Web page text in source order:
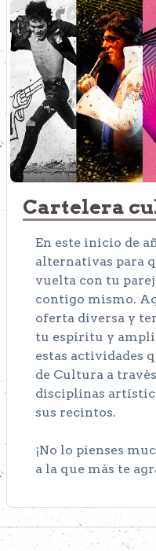
Cartelera
En este inicio de
alternativas para
vuelta con tu
contigo mismo.
oferta diversa y
tu espíritu y
estas actividades
de Cultura a
disciplinas
sus recintos.
¡No lo pienses
a la que más te